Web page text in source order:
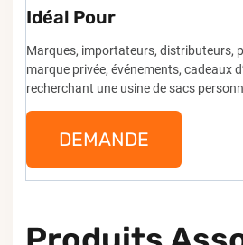
Idéal Pour
Marques, importateurs, distributeurs,
marque privée, événements, cadeaux
recherchant une usine de sacs
DEMANDE